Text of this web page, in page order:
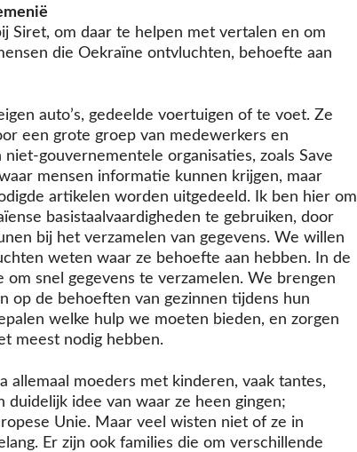
Siret, om daar te helpen met vertalen en om
die Oekraïne ontvluchten, behoefte aan
auto’s, gedeelde voertuigen of te voet. Ze
een grote groep van medewerkers en
gouvernementele organisaties, zoals Save
mensen informatie kunnen krijgen, maar
artikelen worden uitgedeeld. Ik ben hier om
basistaalvaardigheden te gebruiken, door
bij het verzamelen van gegevens. We willen
weten waar ze behoefte aan hebben. In de
snel gegevens te verzamelen. We brengen
op de behoeften van gezinnen tijdens hun
welke hulp we moeten bieden, en zorgen
meest nodig hebben.
allemaal moeders met kinderen, vaak tantes,
duidelijk idee van waar ze heen gingen;
Unie. Maar veel wisten niet of ze in
Er zijn ook families die om verschillende